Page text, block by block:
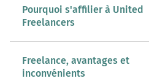
Pourquoi s'affilier à United
Freelancers
Freelance, avantages et
inconvénients